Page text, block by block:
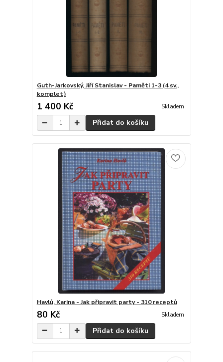
Guth-Jarkovský, Jiří Stanislav - Paměti 1-3 (4 sv.,
komplet)
1 400 Kč Skladem
Přidat do košíku
Havlů, Karina - Jak připravit party - 310 receptů
80 Kč Skladem
Přidat do košíku